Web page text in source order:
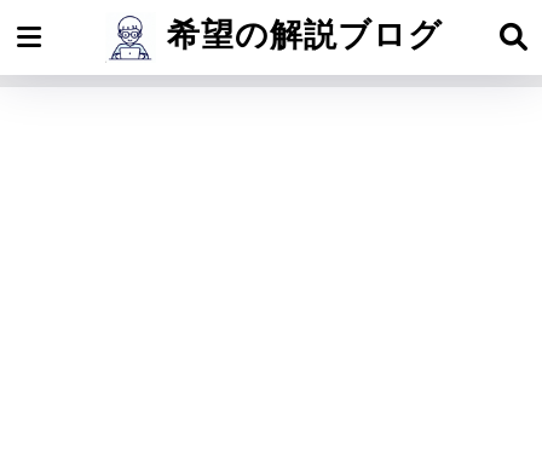
希望の解説ブログ